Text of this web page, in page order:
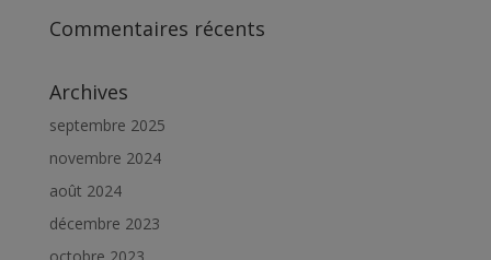
Commentaires récents
Archives
septembre 2025
novembre 2024
août 2024
décembre 2023